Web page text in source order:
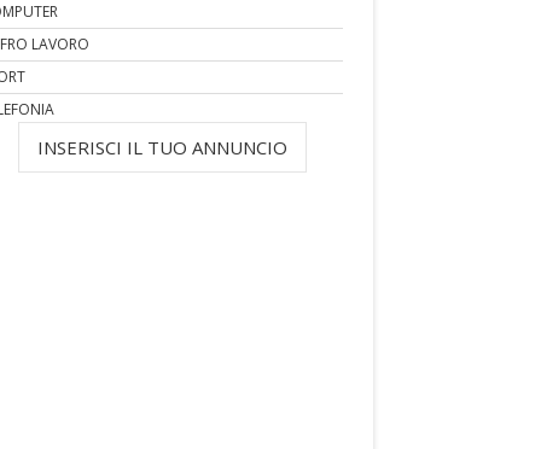
LAVORO
INSERISCI IL TUO ANNUNCIO